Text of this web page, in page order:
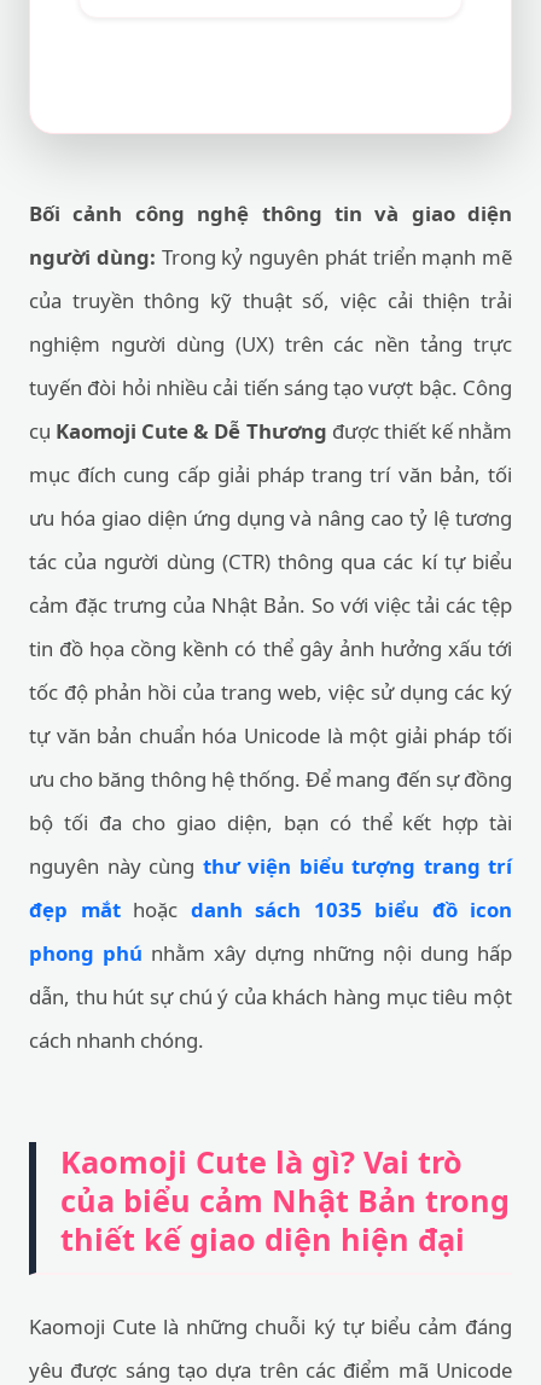
Bối cảnh công nghệ thông tin và giao diện
người dùng: Trong kỷ nguyên phát triển mạnh mẽ
của truyền thông kỹ thuật số, việc cải thiện trải
nghiệm người dùng (UX) trên các nền tảng trực
tuyến đòi hỏi nhiều cải tiến sáng tạo vượt bậc. Công
cụ Kaomoji Cute & Dễ Thương được thiết kế nhằm
mục đích cung cấp giải pháp trang trí văn bản, tối
ưu hóa giao diện ứng dụng và nâng cao tỷ lệ tương
tác của người dùng (CTR) thông qua các kí tự biểu
cảm đặc trưng của Nhật Bản. So với việc tải các tệp
tin đồ họa cồng kềnh có thể gây ảnh hưởng xấu tới
tốc độ phản hồi của trang web, việc sử dụng các ký
tự văn bản chuẩn hóa Unicode là một giải pháp tối
ưu cho băng thông hệ thống. Để mang đến sự đồng
bộ tối đa cho giao diện, bạn có thể kết hợp tài
nguyên này cùng thư viện biểu tượng trang trí
đẹp mắthoặc danh sách 1035 biểu đồ icon
phong phú nhằm xây dựng những nội dung hấp
dẫn, thu hút sự chú ý của khách hàng mục tiêu một
cách nhanh chóng.
Kaomoji Cute là gì? Vai trò
của biểu cảm Nhật Bản trong
thiết kế giao diện hiện đại
Kaomoji Cute là những chuỗi ký tự biểu cảm đáng
yêu được sáng tạo dựa trên các điểm mã Unicode